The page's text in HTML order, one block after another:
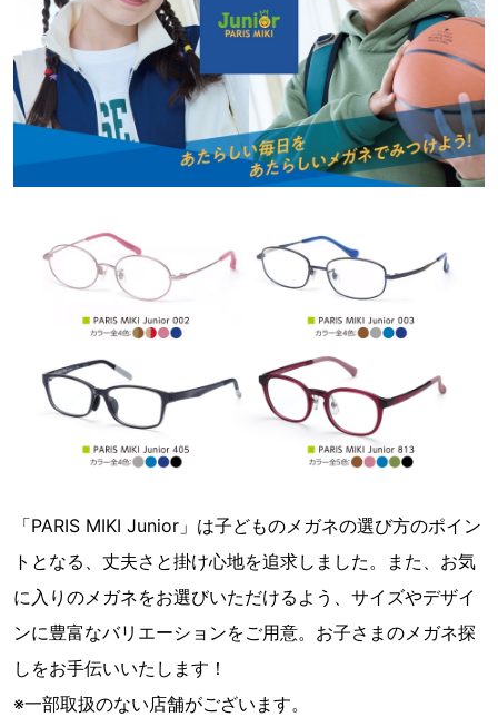
「PARIS MIKI Junior」は子どものメガネの選び方のポイン
トとなる、丈夫さと掛け心地を追求しました。また、お気
に入りのメガネをお選びいただけるよう、サイズやデザイ
ンに豊富なバリエーションをご用意。お子さまのメガネ探
しをお手伝いいたします！
※一部取扱のない店舗がございます。